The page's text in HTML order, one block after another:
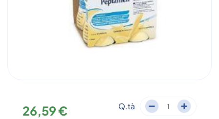
26,59 € Q.tà